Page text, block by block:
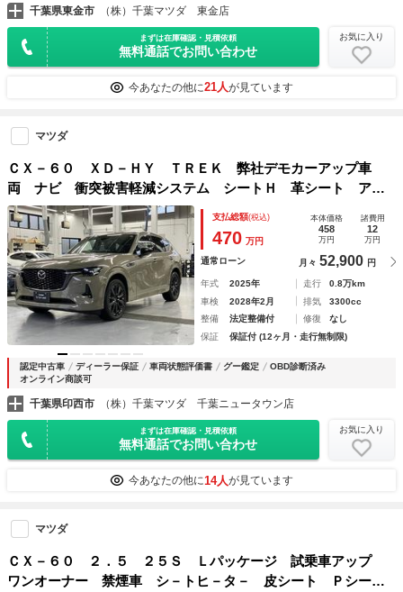
千葉県東金市 （株）千葉マツダ 東金店
まずは在庫確認・見積依頼
無料通話でお問い合わせ
お気に入り
今あなたの他に21人が見ています
マツダ
ＣＸ－６０ ＸＤ－ＨＹ ＴＲＥＫ 弊社デモカーアップ車
両 ナビ 衝突被害軽減システム シートＨ 革シート アダ
プティブクルーズコントロール ４ＷＤ バックカメラ フル
セグ スマートキー 運転席パワーシート ＬＥＤライト
支払総額(税込)
470 万円
本体価格
458
万円
諸費用
12
万円
通常ローン 月々 52,900 円
年式 2025年 走行
0.8万km
車検
2028年2月 排気
3300cc
整備
法定整備付 修復
なし
保証
保証付 (12ヶ月・走行無制限)
認定中古車 ディーラー保証 車両状態評価書 グー鑑定
OBD診断済み
オンライン商談可
千葉県印西市 （株）千葉マツダ 千葉ニュータウン店
まずは在庫確認・見積依頼
無料通話でお問い合わせ
お気に入り
今あなたの他に14人が見ています
マツダ
ＣＸ－６０ ２．５ ２５Ｓ Ｌパッケージ 試乗車アップ
ワンオーナー 禁煙車 シ－トヒ－タ－ 皮シート Ｐシー